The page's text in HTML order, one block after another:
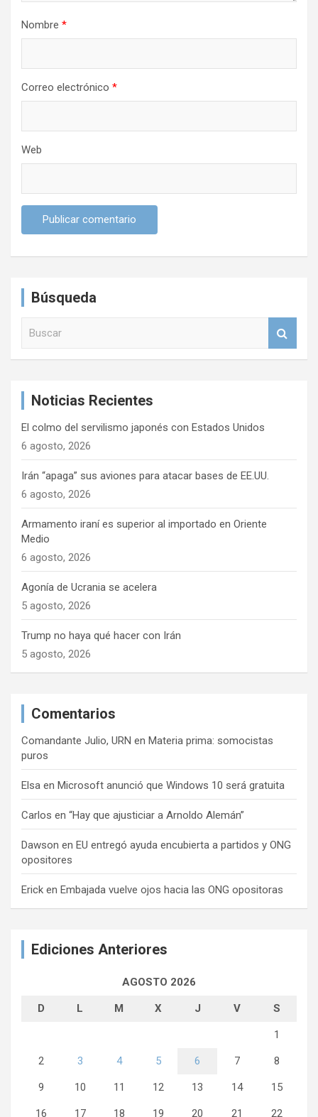
Nombre *
Correo electrónico *
Web
Búsqueda
Noticias Recientes
El colmo del servilismo japonés con Estados Unidos
6 agosto, 2026
Irán “apaga” sus aviones para atacar bases de EE.UU.
6 agosto, 2026
Armamento iraní es superior al importado en Oriente
Medio
6 agosto, 2026
Agonía de Ucrania se acelera
5 agosto, 2026
Trump no haya qué hacer con Irán
5 agosto, 2026
Comentarios
Comandante Julio, URN en Materia prima: somocistas
puros
Elsa en Microsoft anunció que Windows 10 será gratuita
Carlos en “Hay que ajusticiar a Arnoldo Alemán”
Dawson en EU entregó ayuda encubierta a partidos y ONG
opositores
Erick en Embajada vuelve ojos hacia las ONG opositoras
Ediciones Anteriores
AGOSTO 2026
D L M X J V S
1
2 3 4 5 6 7 8
9 10 11 12 13 14 15
16 17 18 19 20 21 22